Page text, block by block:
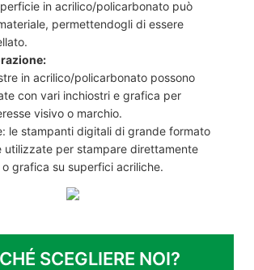
in acrilico/policarbonato può
permettendogli di essere
in acrilico/policarbonato possono
con vari inchiostri e grafica per
visivo o marchio.
le stampanti digitali di grande formato
utilizzate per stampare direttamente
grafica su superfici acriliche.
SCEGLIERE NOI?